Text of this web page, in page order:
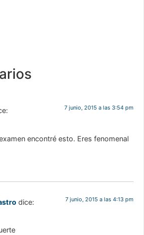
7 junio, 2015 a las 3:54 pm
encontré esto. Eres fenomenal
dice: 7 junio, 2015 a las 4:13 pm